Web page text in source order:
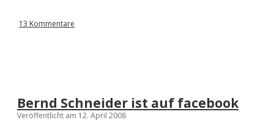
13 Kommentare
Bernd Schneider ist auf facebook
Veröffentlicht am 12. April 2008